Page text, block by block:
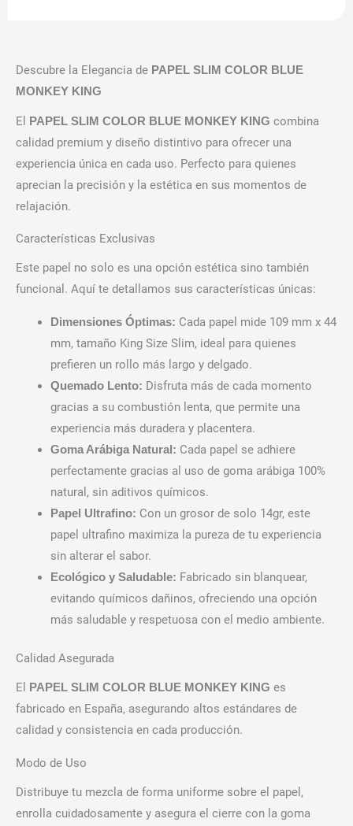
Descubre la Elegancia de PAPEL SLIM COLOR BLUE
MONKEY KING
El PAPEL SLIM COLOR BLUE MONKEY KING combina
calidad premium y diseño distintivo para ofrecer una
experiencia única en cada uso. Perfecto para quienes
aprecian la precisión y la estética en sus momentos de
relajación.
Características Exclusivas
Este papel no solo es una opción estética sino también
funcional. Aquí te detallamos sus características únicas:
Dimensiones Óptimas: Cada papel mide 109 mm x 44
mm, tamaño King Size Slim, ideal para quienes
prefieren un rollo más largo y delgado.
Quemado Lento: Disfruta más de cada momento
gracias a su combustión lenta, que permite una
experiencia más duradera y placentera.
Goma Arábiga Natural: Cada papel se adhiere
perfectamente gracias al uso de goma arábiga 100%
natural, sin aditivos químicos.
Papel Ultrafino: Con un grosor de solo 14gr, este
papel ultrafino maximiza la pureza de tu experiencia
sin alterar el sabor.
Ecológico y Saludable: Fabricado sin blanquear,
evitando químicos dañinos, ofreciendo una opción
más saludable y respetuosa con el medio ambiente.
Calidad Asegurada
El PAPEL SLIM COLOR BLUE MONKEY KING es
fabricado en España, asegurando altos estándares de
calidad y consistencia en cada producción.
Modo de Uso
Distribuye tu mezcla de forma uniforme sobre el papel,
enrolla cuidadosamente y asegura el cierre con la goma